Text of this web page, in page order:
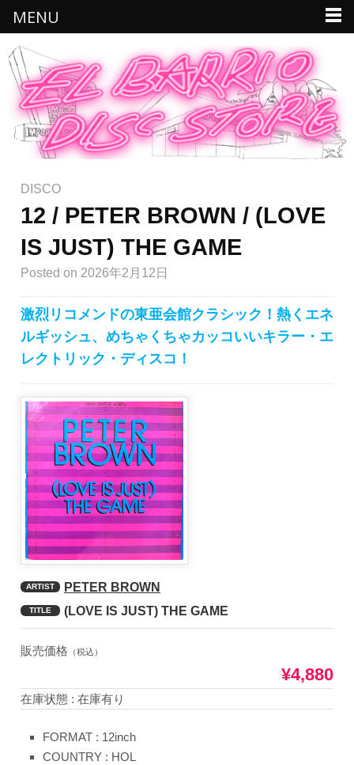
DISCO
12 / PETER BROWN / (LOVE
IS JUST) THE GAME
Posted on 2026年2月12日
激烈リコメンドの東亜会館クラシック！熱くエネ
ルギッシュ、めちゃくちゃカッコいいキラー・エ
レクトリック・ディスコ！
ARTIST PETER BROWN
TITLE (LOVE IS JUST) THE GAME
販売価格 （税込）
¥4,880
在庫状態 : 在庫有り
FORMAT : 12inch
COUNTRY : HOL
MENU